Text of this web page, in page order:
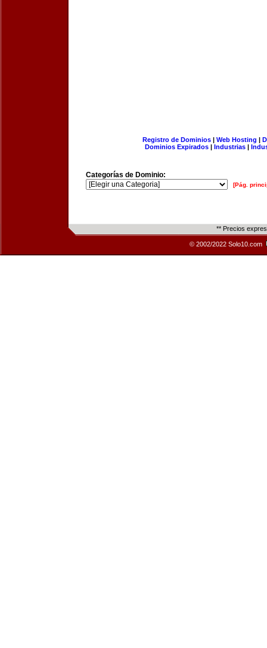
Registro de Dominios| Web Hosting |
Dominios Expirados | Industrias |
Categorías de Dominio:
[Pág.
** Precios
© 2002/2022 Solo10.com